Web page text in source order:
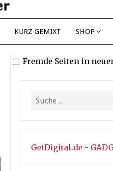
KURZ GEMIXT SHOP
Fremde Seiten in
GetDigital.de -